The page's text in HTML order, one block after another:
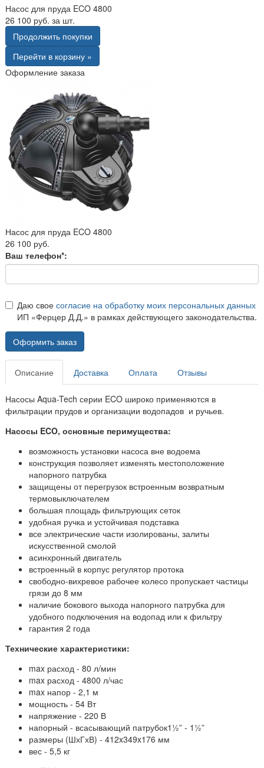
Насос для пруда ECO 4800
26 100 руб. за шт.
Продолжить покупки
Перейти в корзину »
Оформление заказа
Насос для пруда ECO 4800
26 100 руб.
Ваш телефон*:
Даю свое согласие на обработку моих персональных данных
ИП «Ферцер Д.Д.» в рамках действующего законодательства.
Оформить заказ
Описание Доставка Оплата Отзывы
Насосы Aqua-Tech серии ECO широко применяются в
фильтрации прудов и организации водопадов и ручьев.
Насосы ECO, основные перимущества:
возможность установки насоса вне водоема
конструкция позволяет изменять местоположение
напорного патрубка
защищены от перегрузок встроенным возвратным
термовыключателем
большая площадь фильтрующих сеток
удобная ручка и устойчивая подставка
все электрические части изолированы, залиты
искусственной смолой
асинхронный двигатель
встроенный в корпус регулятор протока
свободно-вихревое рабочее колесо пропускает частицы
грязи до 8 мм
наличие бокового выхода напорного патрубка для
удобного подключения на водопад или к фильтру
гарантия 2 года
Технические характеристики:
max расход - 80 л/мин
max расход - 4800 л/час
max напор - 2,1 м
мощность - 54 Вт
напряжение - 220 В
напорный - всасывающий патрубок1½” - 1½”
размеры (ШхГхВ) - 412x349x176 мм
вес - 5,5 кг